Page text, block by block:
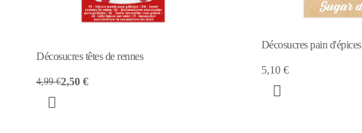
Décosucres têtes de rennes
4,99 €2,50 €
Décosucres pain d'épices
5,10 €